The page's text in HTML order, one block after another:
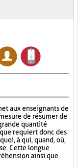
aux enseignants de
de résumer de
quantité
requiert donc des
à qui, quand, où,
Cette longue
ainsi que